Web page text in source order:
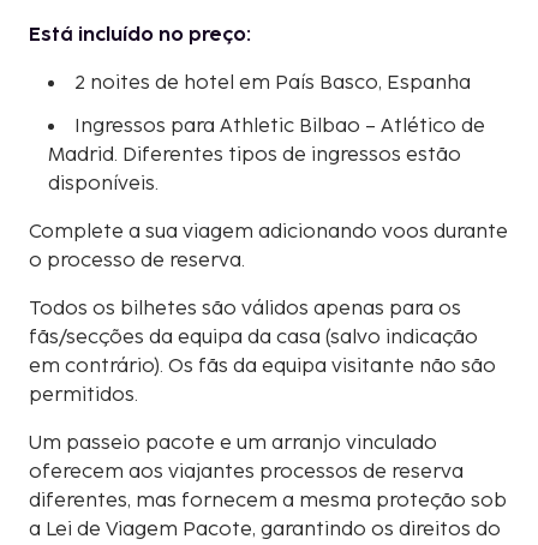
Está incluído no preço:
2 noites de hotel em País Basco, Espanha
Ingressos para Athletic Bilbao – Atlético de
Madrid. Diferentes tipos de ingressos estão
disponíveis.
Complete a sua viagem adicionando voos durante
o processo de reserva.
Todos os bilhetes são válidos apenas para os
fãs/secções da equipa da casa (salvo indicação
em contrário). Os fãs da equipa visitante não são
permitidos.
Um passeio pacote e um arranjo vinculado
oferecem aos viajantes processos de reserva
diferentes, mas fornecem a mesma proteção sob
a Lei de Viagem Pacote, garantindo os direitos do